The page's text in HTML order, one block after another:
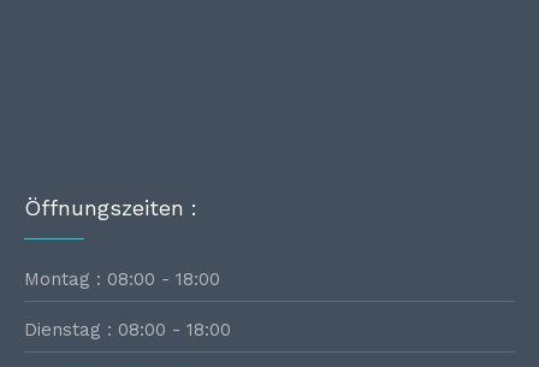
Öffnungszeiten :
Montag : 08:00 - 18:00
Dienstag : 08:00 - 18:00